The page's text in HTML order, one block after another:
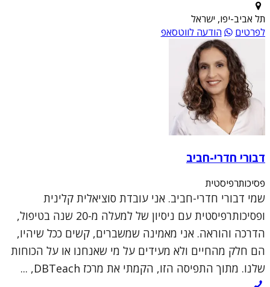
תל אביב-יפו, ישראל
לפרטים
הודעה לווטסאפ
דבורי חדרי-חביב
פסיכותרפיסטית
שמי דבורי חדרי-חביב. אני עובדת סוציאלית קלינית
ופסיכותרפיסטית עם ניסיון של למעלה מ-20 שנה בטיפול,
הדרכה והוראה. אני מאמינה שמשברים, קשים ככל שיהיו,
הם חלק מהחיים ולא מעידים על מי שאנחנו או על הכוחות
שלנו. מתוך התפיסה הזו, הקמתי את מרכז DBTeach, ...